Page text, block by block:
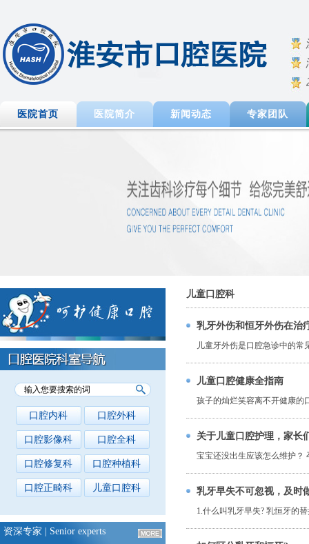
医院首页 医院简介 新闻动态 专家团队
口腔内科 口腔外科
口腔影像科 口腔全科
口腔修复科 口腔种植科
口腔正畸科 儿童口腔科
资深专家 | Senior experts
儿童口腔科
乳牙外伤和恒牙外伤在治
儿童牙外伤是口腔急诊中的常
儿童口腔健康全指南
孩子的灿烂笑容离不开健康的
关于儿童口腔护理，家长
宝宝还没出生应该怎么维护？
乳牙早失不可忽视，及时
1.什么叫乳牙早失? 乳恒牙的